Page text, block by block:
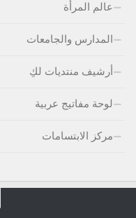
عالم المرأة
المدارس والجامعات
أرشيف منتديات لكِ
لوحة مفاتيج عربية
مركز الابتسامات